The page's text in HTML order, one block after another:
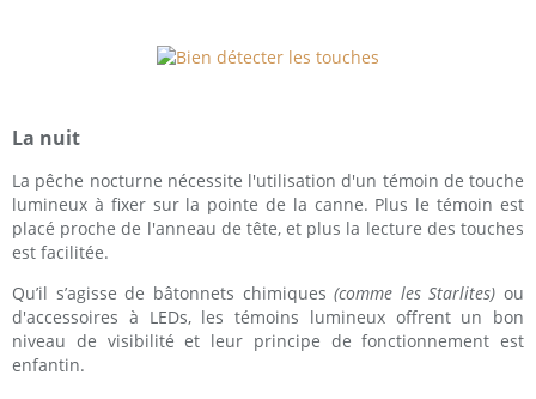
La nuit
La pêche nocturne nécessite l'utilisation d'un témoin de touche
lumineux à fixer sur la pointe de la canne. Plus le témoin est
placé proche de l'anneau de tête, et plus la lecture des touches
est facilitée.
Qu’il s’agisse de bâtonnets chimiques(comme les Starlites) ou
d'accessoires à LEDs, les témoins lumineux offrent un bon
niveau de visibilité et leur principe de fonctionnement est
enfantin.